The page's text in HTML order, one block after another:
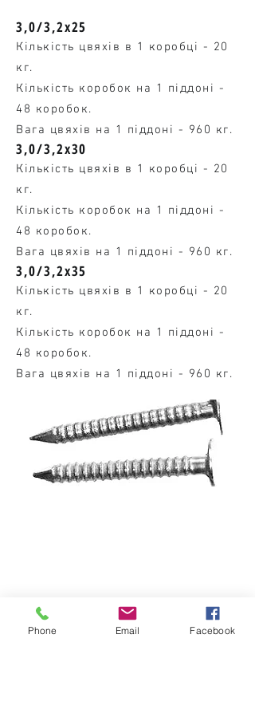
3,0/3,2х25
Кількість цвяхів в 1 коробці - 20
кг.
Кількість коробок на 1 піддоні -
48 коробок.
Вага цвяхів на 1 піддоні - 960 кг.
3,0/3,2х30
Кількість цвяхів в 1 коробці - 20
кг.
Кількість коробок на 1 піддоні -
48 коробок.
Вага цвяхів на 1 піддоні - 960 кг.
3,0/3,2х35
Кількість цвяхів в 1 коробці - 20
кг.
Кількість коробок на 1 піддоні -
48 коробок.
Вага цвяхів на 1 піддоні - 960 кг.
Про завод
Цвяхи
Док. та сертифікати
Phone Email Facebook